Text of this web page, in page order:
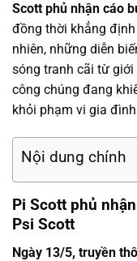
Scott phủ nhận cáo
đồng thời khẳng
nhiên, những diễn
sóng tranh cãi từ
công chúng đang
khỏi phạm vi gia
Nội dung chính
Pi Scott phủ
Psi Scott
Ngày 13/5, truyền